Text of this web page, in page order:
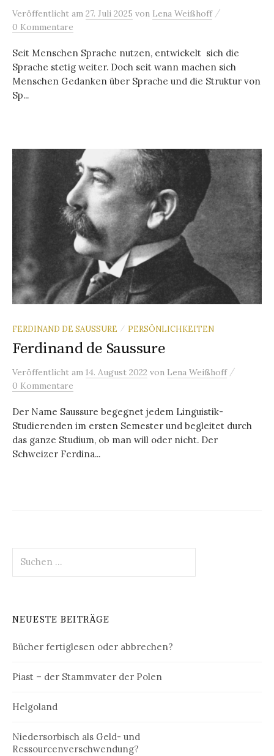
Veröffentlicht am 27. Juli 2025 von Lena Weißhoff /
0 Kommentare
Seit Menschen Sprache nutzen, entwickelt sich die
Sprache stetig weiter. Doch seit wann machen sich
Menschen Gedanken über Sprache und die Struktur von
Sp...
FERDINAND DE SAUSSURE / PERSÖNLICHKEITEN
Ferdinand de Saussure
Veröffentlicht am 14. August 2022 von Lena Weißhoff /
0 Kommentare
Der Name Saussure begegnet jedem Linguistik-
Studierenden im ersten Semester und begleitet durch
das ganze Studium, ob man will oder nicht. Der
Schweizer Ferdina...
nach:
NEUESTE BEITRÄGE
Bücher fertiglesen oder abbrechen?
Piast – der Stammvater der Polen
Helgoland
Niedersorbisch als Geld- und
Ressourcenverschwendung?